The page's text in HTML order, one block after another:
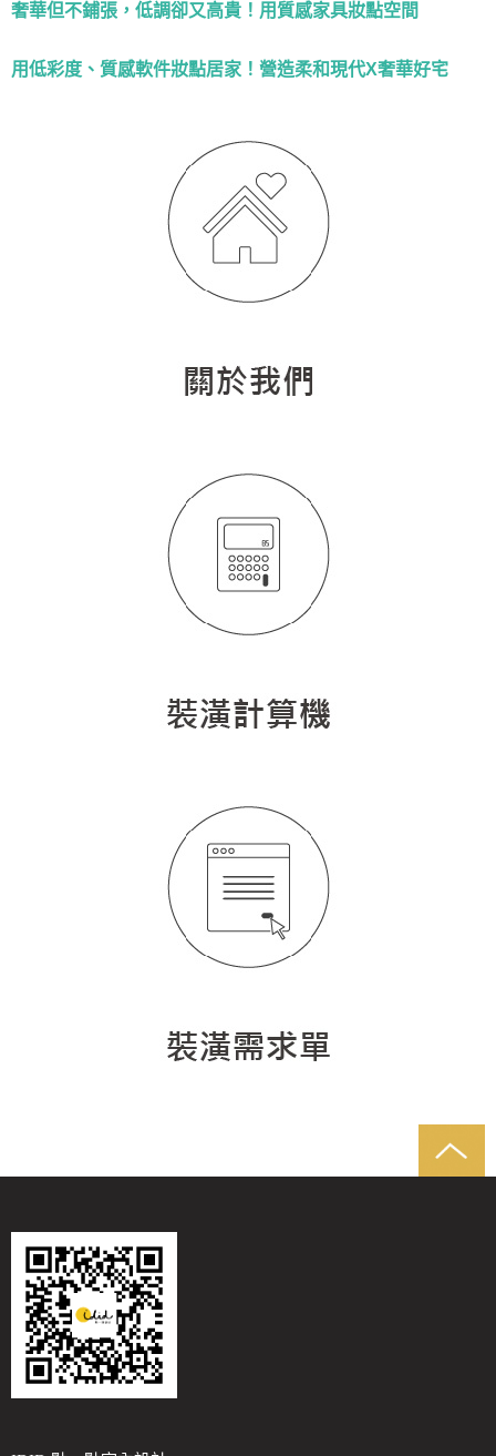
奢華但不鋪張，低調卻又高貴！用質感家具妝點空間
用低彩度、質感軟件妝點居家！營造柔和現代X奢華好宅